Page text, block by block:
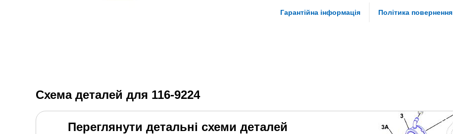
Гарантійна інформація Політика повернення
Схема деталей для 116-9224
Переглянути детальні схеми деталей